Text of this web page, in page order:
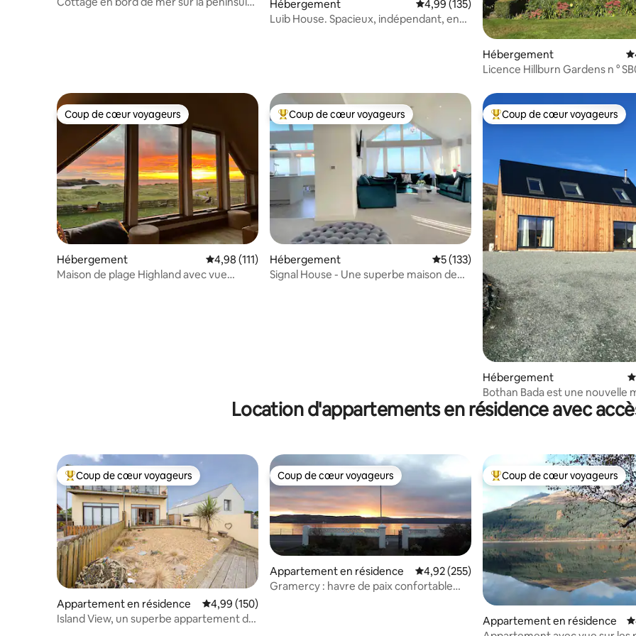
Hébergement Évaluation moyenne sur la base de 135
4,99 (135)
Luib House. Spacieux, indépendant, en
Hébergement
Licence Hillburn
Coup de cœur voyageurs
Coup de cœur voyageurs
Hébergement Évaluation moyenne sur la base de 111 commentaires : 4,98 sur 5
4,98 (111)
Maison de plage Highland avec vue
Coups de cœur voyageurs les plus appréciés
Coup de cœur voyageurs
Hébergement Évaluation moyenne sur la base de 133
5 (133)
Signal House - Une superbe maison de
Coups de cœur voyageurs les
Coup de cœur voyageurs
Hébergement
Bothan Bada est une nouvelle
écologique de luxe
Location d'appartements en résidence avec
Coups de cœur voyageurs les plus appréciés
Coup de cœur voyageurs
Appartement en résidence Évaluation moyenne sur la base de 150 commentaires : 4,99 sur 5
4,99 (150)
Island View, un superbe appartement de
Coup de cœur voyageurs
Coup de cœur voyageurs
Appartement en résidence Évaluation moyenne sur la base de 255
4,92 (255)
Gramercy : havre de paix confortable
Coups de cœur voyageurs les
Coup de cœur voyageurs
Appartement en résidence